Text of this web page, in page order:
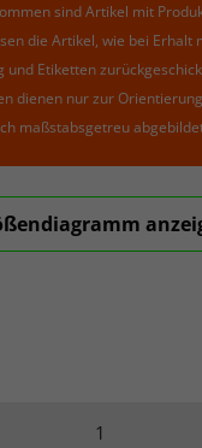
sind Artikel mit
die Artikel, wie bei Erhalt
und Etiketten
dienen nur zur
maßstabsgetreu